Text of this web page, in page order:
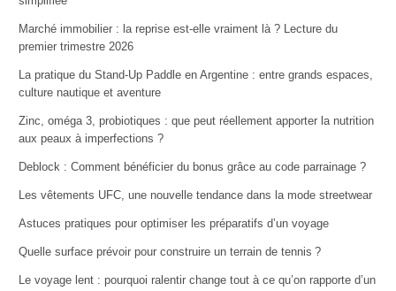
Marché immobilier : la reprise est-elle vraiment là ? Lecture du
premier trimestre 2026
La pratique du Stand-Up Paddle en Argentine : entre grands espaces,
culture nautique et aventure
Zinc, oméga 3, probiotiques : que peut réellement apporter la nutrition
aux peaux à imperfections ?
Deblock : Comment bénéficier du bonus grâce au code parrainage ?
Les vêtements UFC, une nouvelle tendance dans la mode streetwear
Astuces pratiques pour optimiser les préparatifs d’un voyage
Quelle surface prévoir pour construire un terrain de tennis ?
Le voyage lent : pourquoi ralentir change tout à ce qu’on rapporte d’un